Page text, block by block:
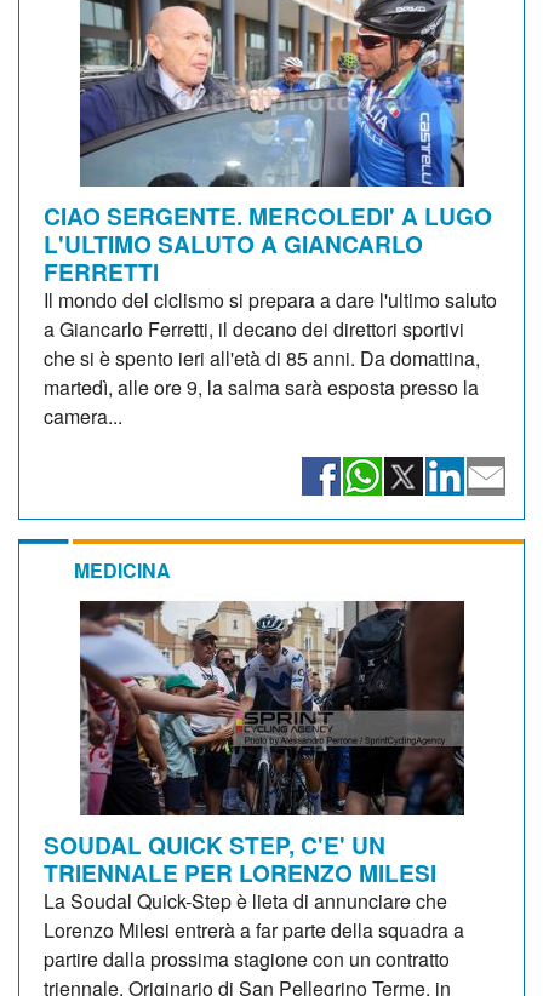
CIAO SERGENTE. MERCOLEDI' A LUGO
L'ULTIMO SALUTO A GIANCARLO
FERRETTI
Il mondo del ciclismo si prepara a dare l'ultimo saluto
a Giancarlo Ferretti, il decano dei direttori sportivi
che si è spento ieri all'età di 85 anni. Da domattina,
martedì, alle ore 9, la salma sarà esposta presso la
camera...
MEDICINA
SOUDAL QUICK STEP, C'E' UN
TRIENNALE PER LORENZO MILESI
La Soudal Quick-Step è lieta di annunciare che
Lorenzo Milesi entrerà a far parte della squadra a
partire dalla prossima stagione con un contratto
triennale. Originario di San Pellegrino Terme, in